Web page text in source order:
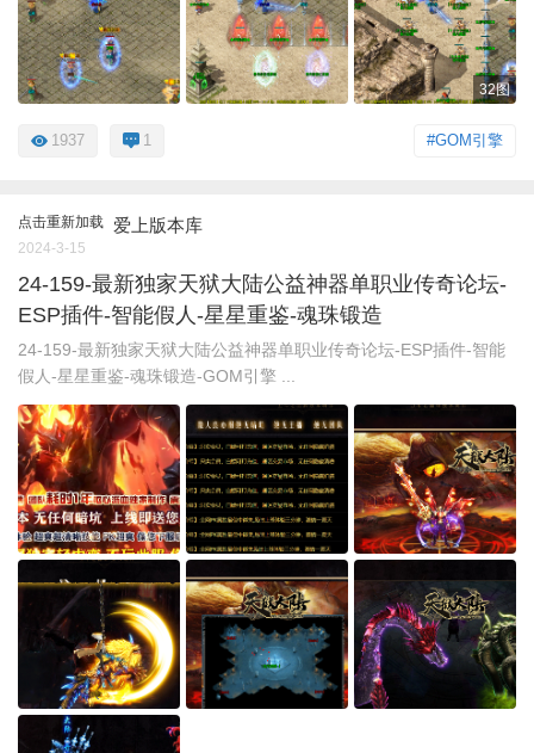
32图
#GOM引擎
1937 1
点击重新加载 爱上版本库
2024-3-15
24-159-最新独家天狱大陆公益神器单职业传奇论坛-
ESP插件-智能假人-星星重鉴-魂珠锻造
24-159-最新独家天狱大陆公益神器单职业传奇论坛-ESP插件-智能
假人-星星重鉴-魂珠锻造-GOM引擎 ...